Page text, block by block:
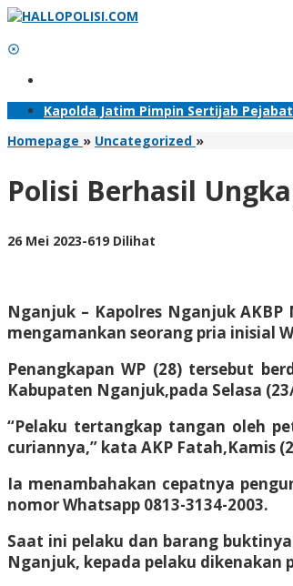
Lewati
konten
Kapolda Jatim Pimpin Sertijab
Homepage » Uncategorized »Polisi
Pencurian
Asal
Blitar
Polisi Berhasil
26 Mei 2023oleh
-619 Dilihat
Nganjuk – Kapolres Nganjuk
mengamankan seorang pria inisial
Penangkapan WP (28) tersebut
Kabupaten Nganjuk,pada Selasa
“Pelaku tertangkap tangan oleh
curiannya,” kata AKP Fatah,Kamis
Ia menambahakan cepatnya
nomor Whatsapp 0813-3134-2003.
Saat ini pelaku dan barang
Nganjuk, kepada pelaku dikenakan